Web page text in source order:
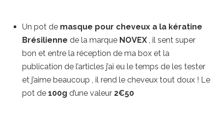
Un pot de masque pour cheveux a la kératine
Brésilienne de la marque NOVEX, il sent super
bon et entre la réception de ma box et la
publication de l’articles j’ai eu le temps de les tester
et j’aime beaucoup , il rend le cheveux tout doux ! Le
pot de 100g d’une valeur 2€50